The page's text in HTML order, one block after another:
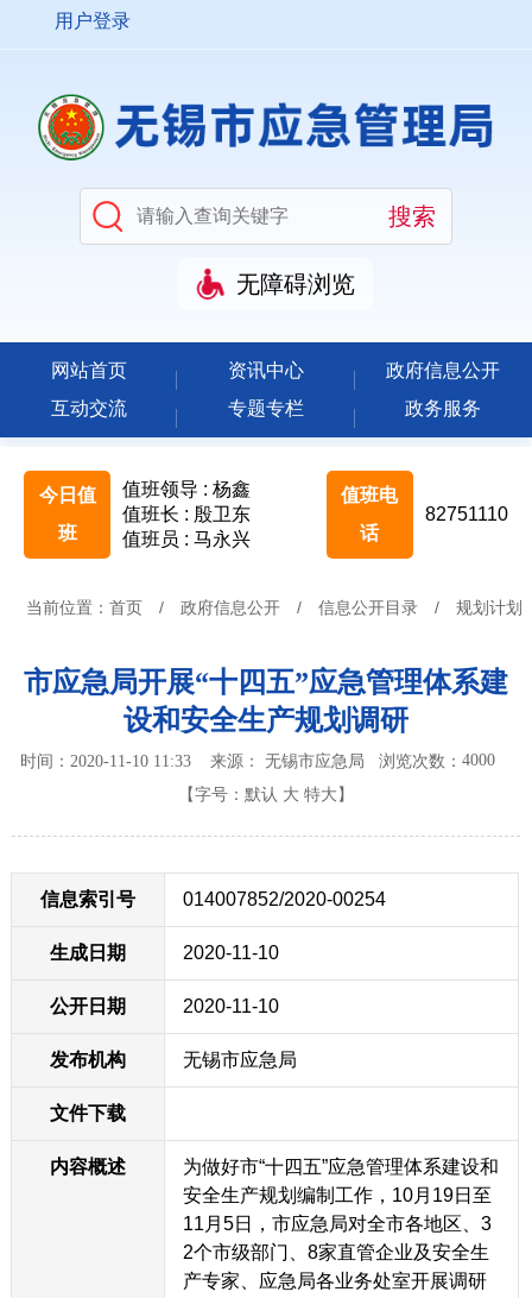
用户登录
无障碍浏览
网站首页 资讯中心
政府信息公开
互动交流
专题专栏 政务服务
今日值
班
值班领导 : 杨鑫
值班长 : 殷卫东
值班员 : 马永兴
值班电
话
82751110
当前位置： 首页 / 政府信息公开 / 信息公开目录 / 规划计划
市应急局开展“十四五”应急管理体系建
设和安全生产规划调研
时间：2020-11-10 11:33 来源： 无锡市应急局浏览次数：4000
【字号： 默认 大 特大 】
信息索引号 014007852/2020-00254
生成日期 2020-11-10
公开日期 2020-11-10
发布机构 无锡市应急局
文件下载
内容概述
为做好市“十四五”应急管理体系建设和
安全生产规划编制工作，10月19日至
11月5日，市应急局对全市各地区、3
2个市级部门、8家直管企业及安全生
产专家、应急局各业务处室开展调研